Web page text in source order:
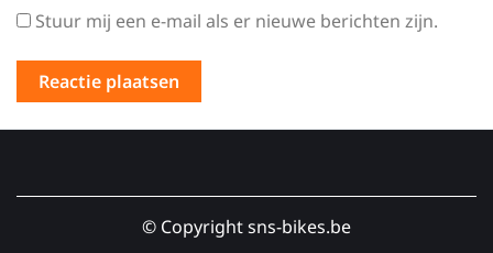
Stuur mij een e-mail als er nieuwe berichten zijn.
© Copyright sns-bikes.be